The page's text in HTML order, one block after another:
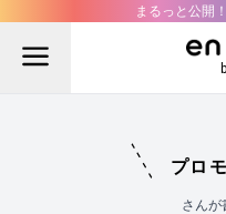
まるっと公開
プロ
さんが